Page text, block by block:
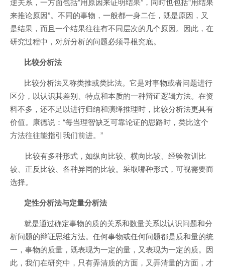
来推论原因”。不同的事物，一般都一身二任，既是原因，又
是结果，而且一个结果往往有不同层次的几个原因。因此，在
研究过程中，对所分析的问题必须寻根究底。
比较分析法
比较分析法又称类推或类比法。它是对事物或者问题进行
区分，以认识其差别、特点和本质的一种辩证逻辑方法。在资
料不多，还不足以进行归纳和演绎推理时，比较分析法更具有
价值。康德说：“每当理智缺乏可靠论证的思路时，类比这个
方法往往能指引我们前进。”
比较有多种形式，如纵向比较、横向比较、经验教训比
较、正反比较、各种异同的比较。采取哪种形式，可视需要而
选择。
定性分析法与定量分析法
就是通过确定事物的质的关系和数量关系以认识问题和分
析问题的辩证思维方法。任何事物或任何问题都是质和量的统
一，事物的质量，既表现为一定的量，又表现为一定的质。因
此，我们在研究中，只有弄清质的方面，又弄清量的方面，才